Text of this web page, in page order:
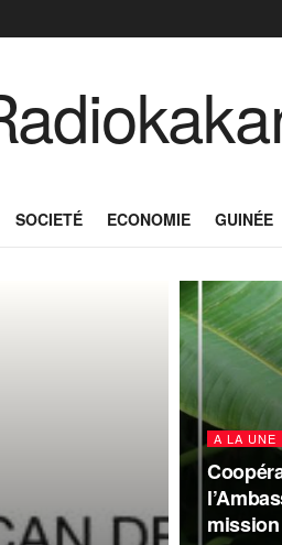
SOCIETÉ ECONOMIE GUINÉE
A LA UNE